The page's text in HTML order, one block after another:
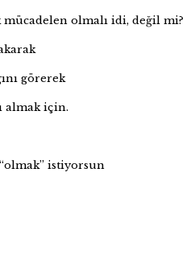
olmalı idi, değil mi?
görerek
almak için.
istiyorsun